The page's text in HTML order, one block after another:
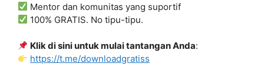
Mentor dan komunitas yang suportif
100% GRATIS. No tipu-tipu.
Klik di sini untuk mulai tantangan Anda:
https://t.me/downloadgratiss